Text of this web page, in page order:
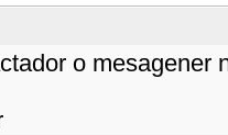
o mesagener